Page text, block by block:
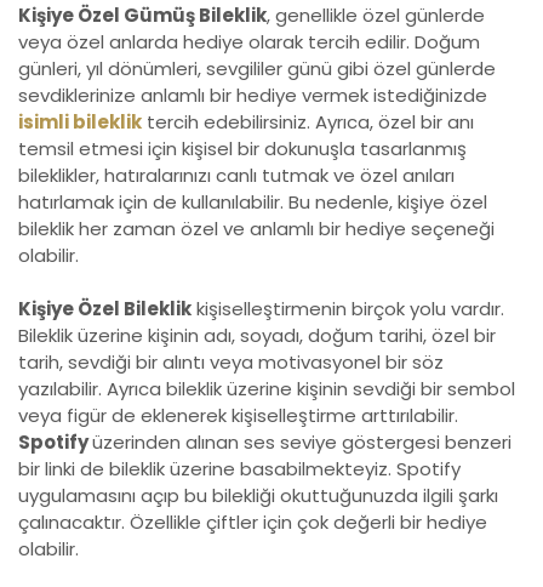
Kişiye Özel Gümüş Bileklik, genellikle özel günlerde
veya özel anlarda hediye olarak tercih edilir. Doğum
günleri, yıl dönümleri, sevgililer günü gibi özel günlerde
sevdiklerinize anlamlı bir hediye vermek istediğinizde
isimli bileklik tercih edebilirsiniz. Ayrıca, özel bir anı
temsil etmesi için kişisel bir dokunuşla tasarlanmış
bileklikler, hatıralarınızı canlı tutmak ve özel anıları
hatırlamak için de kullanılabilir. Bu nedenle, kişiye özel
bileklik her zaman özel ve anlamlı bir hediye seçeneği
olabilir.
Kişiye Özel Bileklikkişiselleştirmenin birçok yolu vardır.
Bileklik üzerine kişinin adı, soyadı, doğum tarihi, özel bir
tarih, sevdiği bir alıntı veya motivasyonel bir söz
yazılabilir. Ayrıca bileklik üzerine kişinin sevdiği bir sembol
veya figür de eklenerek kişiselleştirme arttırılabilir.
Spotifyüzerinden alınan ses seviye göstergesi benzeri
bir linki de bileklik üzerine basabilmekteyiz. Spotify
uygulamasını açıp bu bilekliği okuttuğunuzda ilgili şarkı
çalınacaktır. Özellikle çiftler için çok değerli bir hediye
olabilir.